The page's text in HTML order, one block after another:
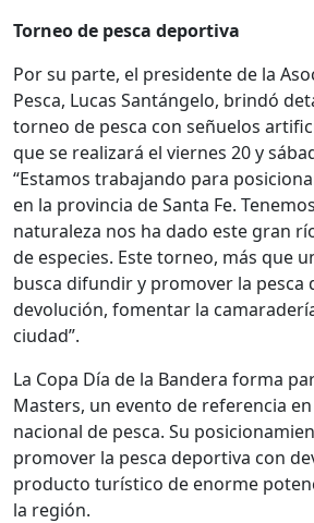
Torneo de pesca deportiva
Por su parte, el presidente de la
Pesca, Lucas Santángelo, brindó
torneo de pesca con señuelos
que se realizará el viernes 20 y
“Estamos trabajando para
en la provincia de Santa Fe.
naturaleza nos ha dado este gran
de especies. Este torneo, más que
busca difundir y promover la pesca
devolución, fomentar la
ciudad”.
La Copa Día de la Bandera forma
Masters, un evento de referencia
nacional de pesca. Su
promover la pesca deportiva con
producto turístico de enorme
la región.